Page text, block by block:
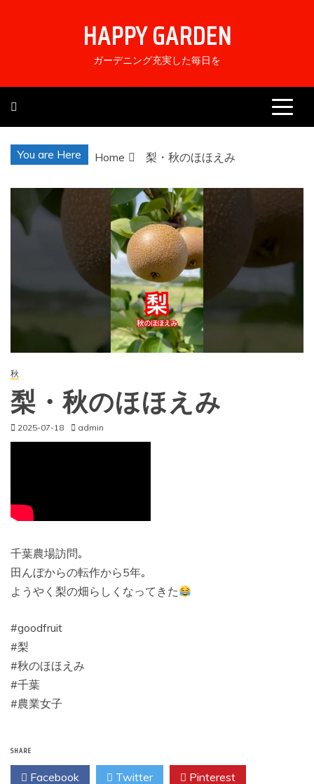
HAPPY GARDEN
ガーデニング充実した毎日を
You are Here Home 梨・秋のほほえみ
秋
梨・秋のほほえみ
2025-07-18 admin
千葉農場訪問｡
田んぼからの転作から5年｡
ようやく梨の畑らしくなってきた
#goodfruit
#梨
#秋のほほえみ
#千葉
#農業女子
SHARE
Facebook Twitter Pinterest